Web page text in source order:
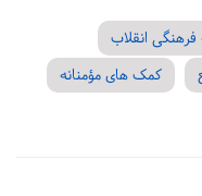
انقلاب
کمک های مؤمنانه